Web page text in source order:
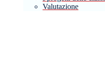
Valutazione